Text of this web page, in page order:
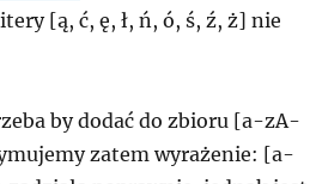
[ą, ć, ę, ł, ń, ó, ś, ź, ż] nie
by dodać do zbioru [a-zA-
zatem wyrażenie: [a-